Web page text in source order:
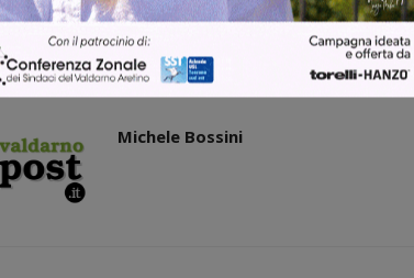
dalle zone del Brollo e del Poggio alla Croce,
a Figline, conarrivo in viale Galilei.
Michele Bossini